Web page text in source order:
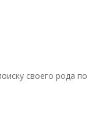
своего рода по